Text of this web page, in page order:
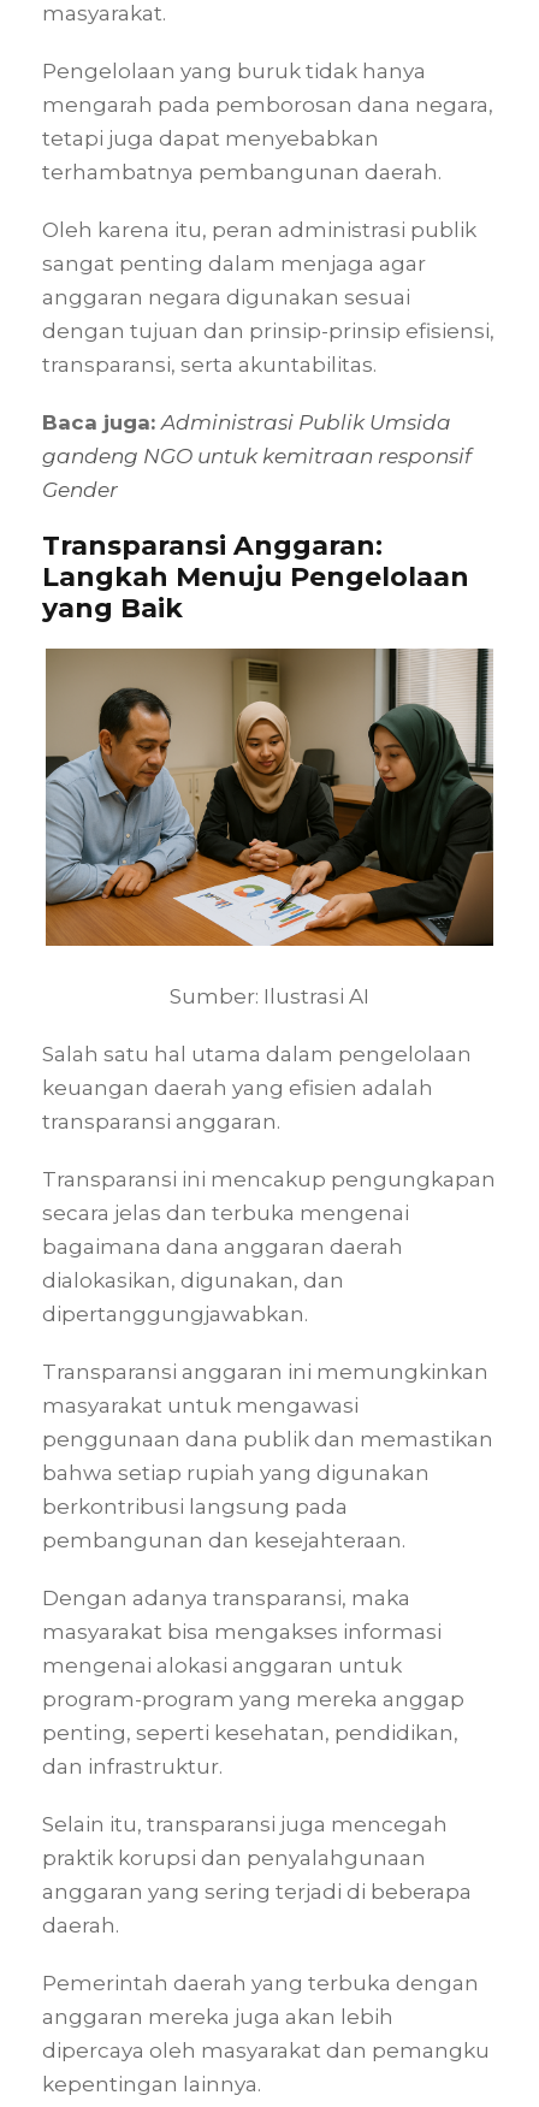
masyarakat.
Pengelolaan yang buruk tidak hanya
mengarah pada pemborosan dana negara,
tetapi juga dapat menyebabkan
terhambatnya pembangunan daerah.
Oleh karena itu, peran administrasi publik
sangat penting dalam menjaga agar
anggaran negara digunakan sesuai
dengan tujuan dan prinsip-prinsip efisiensi,
transparansi, serta akuntabilitas.
Baca juga:Administrasi Publik Umsida
gandeng NGO untuk kemitraan responsif
Gender
Transparansi Anggaran:
Langkah Menuju Pengelolaan
yang Baik
Sumber: Ilustrasi AI
Salah satu hal utama dalam pengelolaan
keuangan daerah yang efisien adalah
transparansi anggaran.
Transparansi ini mencakup pengungkapan
secara jelas dan terbuka mengenai
bagaimana dana anggaran daerah
dialokasikan, digunakan, dan
dipertanggungjawabkan.
Transparansi anggaran ini memungkinkan
masyarakat untuk mengawasi
penggunaan dana publik dan memastikan
bahwa setiap rupiah yang digunakan
berkontribusi langsung pada
pembangunan dan kesejahteraan.
Dengan adanya transparansi, maka
masyarakat bisa mengakses informasi
mengenai alokasi anggaran untuk
program-program yang mereka anggap
penting, seperti kesehatan, pendidikan,
dan infrastruktur.
Selain itu, transparansi juga mencegah
praktik korupsi dan penyalahgunaan
anggaran yang sering terjadi di beberapa
daerah.
Pemerintah daerah yang terbuka dengan
anggaran mereka juga akan lebih
dipercaya oleh masyarakat dan pemangku
kepentingan lainnya.